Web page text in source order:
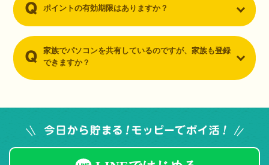
ポイントの有効期限はありますか？
家族でパソコンを共有しているのですが、家族も登録
できますか？